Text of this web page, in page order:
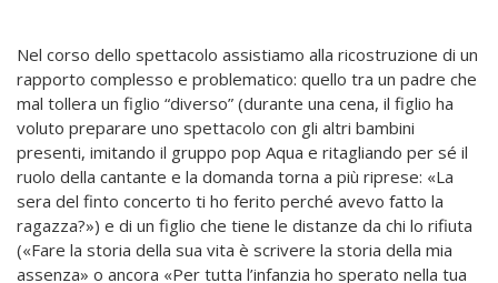
Nel corso dello spettacolo assistiamo alla ricostruzione di un
rapporto complesso e problematico: quello tra un padre che
mal tollera un figlio “diverso” (durante una cena, il figlio ha
voluto preparare uno spettacolo con gli altri bambini
presenti, imitando il gruppo pop Aqua e ritagliando per sé il
ruolo della cantante e la domanda torna a più riprese: «La
sera del finto concerto ti ho ferito perché avevo fatto la
ragazza?») e di un figlio che tiene le distanze da chi lo rifiuta
(«Fare la storia della sua vita è scrivere la storia della mia
assenza» o ancora «Per tutta l’infanzia ho sperato nella tua